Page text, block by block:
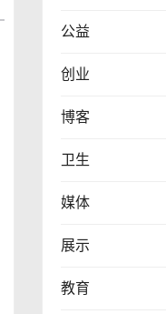
公益
创业
博客
卫生
媒体
展示
教育